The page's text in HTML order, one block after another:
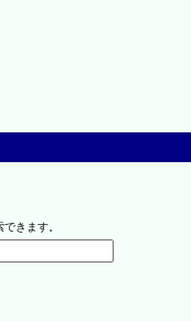
きます。